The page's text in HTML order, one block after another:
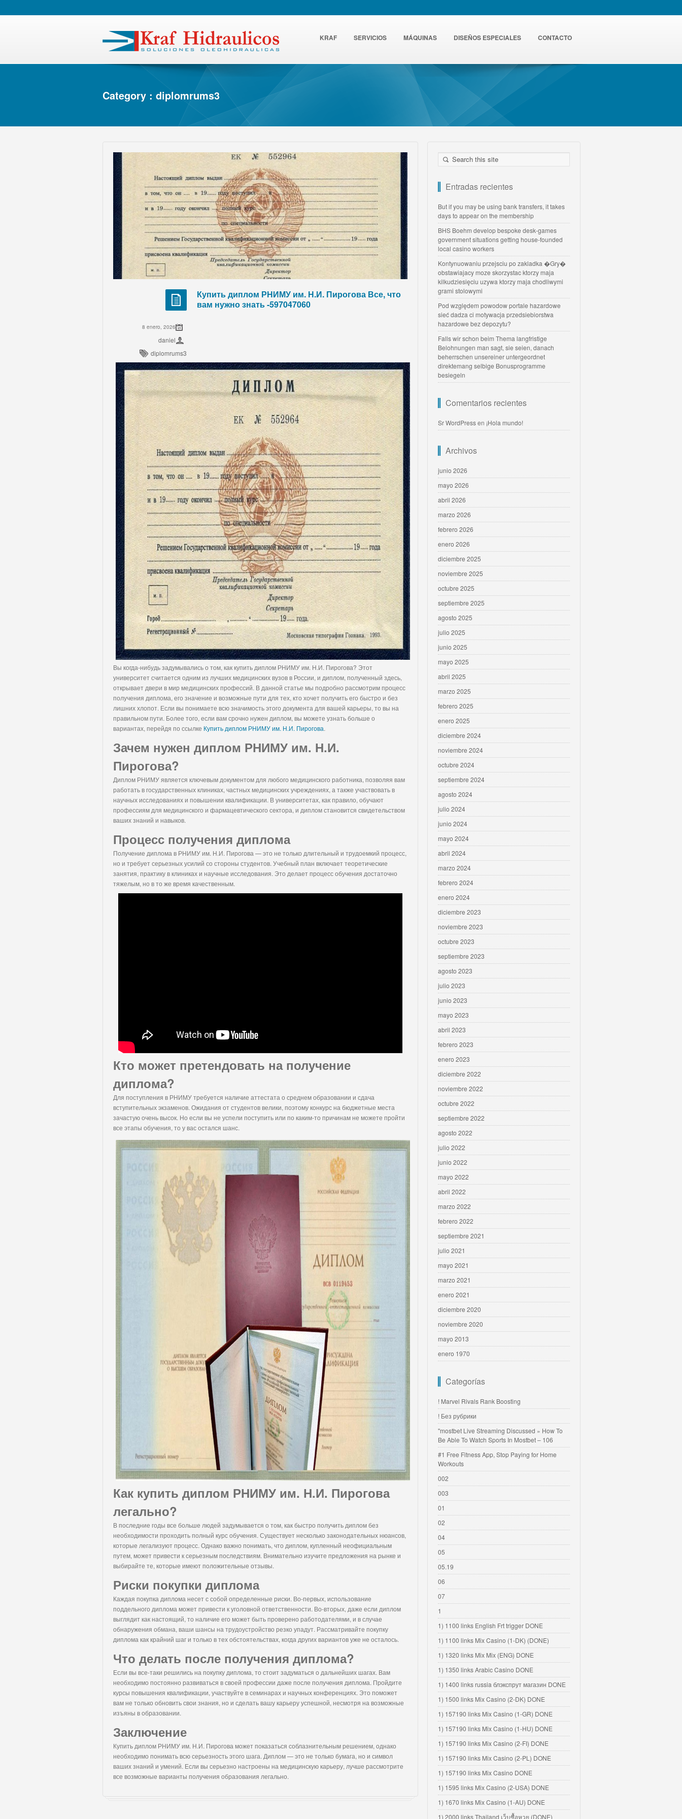
KRAF SERVICIOS MÁQUINAS DISEÑOS ESPECIALES CONTACTO
Category : diplomrums3
Купить диплом РНИМУ им. Н.И. Пирогова Все, что
вам нужно знать -597047060
8 enero, 2026
daniel
diplomrums3
Вы когда-нибудь задумывались о том, как купить диплом РНИМУ им. Н.И. Пирогова? Этот
университет считается одним из лучших медицинских вузов в России, и диплом, полученный здесь,
открывает двери в мир медицинских профессий. В данной статье мы подробно рассмотрим процесс
получения диплома, его значение и возможные пути для тех, кто хочет получить его быстро и без
лишних хлопот. Если вы понимаете всю значимость этого документа для вашей карьеры, то вы на
правильном пути. Более того, если вам срочно нужен диплом, вы можете узнать больше о
вариантах, перейдя по ссылке Купить диплом РНИМУ им. Н.И. Пирогова.
Зачем нужен диплом РНИМУ им. Н.И.
Пирогова?
Диплом РНИМУ является ключевым документом для любого медицинского работника, позволяя вам
работать в государственных клиниках, частных медицинских учреждениях, а также участвовать в
научных исследованиях и повышении квалификации. В университетах, как правило, обучают
профессиям для медицинского и фармацевтического сектора, и диплом становится свидетельством
ваших знаний и навыков.
Процесс получения диплома
Получение диплома в РНИМУ им. Н.И. Пирогова — это не только длительный и трудоемкий процесс,
но и требует серьезных усилий со стороны студентов. Учебный план включает теоретические
занятия, практику в клиниках и научные исследования. Это делает процесс обучения достаточно
тяжелым, но в то же время качественным.
Кто может претендовать на получение
диплома?
Для поступления в РНИМУ требуется наличие аттестата о среднем образовании и сдача
вступительных экзаменов. Ожидания от студентов велики, поэтому конкурс на бюджетные места
зачастую очень высок. Но если вы не успели поступить или по каким-то причинам не можете пройти
все этапы обучения, то у вас остался шанс.
Как купить диплом РНИМУ им. Н.И. Пирогова
легально?
В последние годы все больше людей задумывается о том, как быстро получить диплом без
необходимости проходить полный курс обучения. Существует несколько законодательных нюансов,
которые легализуют процесс. Однако важно понимать, что диплом, купленный неофициальным
путем, может привести к серьезным последствиям. Внимательно изучите предложения на рынке и
выбирайте те, которые имеют положительные отзывы.
Риски покупки диплома
Каждая покупка диплома несет с собой определенные риски. Во-первых, использование
поддельного диплома может привести к уголовной ответственности. Во-вторых, даже если диплом
выглядит как настоящий, то наличие его может быть проверено работодателями, и в случае
обнаружения обмана, ваши шансы на трудоустройство резко упадут. Рассматривайте покупку
диплома как крайний шаг и только в тех обстоятельствах, когда других вариантов уже не осталось.
Что делать после получения диплома?
Если вы все-таки решились на покупку диплома, то стоит задуматься о дальнейших шагах. Вам
необходимо постоянно развиваться в своей профессии даже после получения диплома. Пройдите
курсы повышения квалификации, участвуйте в семинарах и научных конференциях. Это поможет
вам не только обновить свои знания, но и сделать вашу карьеру успешной, несмотря на возможные
изъяны в образовании.
Заключение
Купить диплом РНИМУ им. Н.И. Пирогова может показаться соблазнительным решением, однако
необходимо понимать всю серьезность этого шага. Диплом — это не только бумага, но и символ
ваших знаний и умений. Если вы серьезно настроены на медицинскую карьеру, лучше рассмотрите
все возможные варианты получения образования легально.
Entradas recientes
But if you may be using bank transfers, it takes
days to appear on the membership
BHS Boehm develop bespoke desk-games
government situations getting house-founded
local casino workers
Kontynuowaniu przejsciu po zakladka �Gry�
obstawiajacy moze skorzystac ktorzy maja
kilkudziesięciu uzywa ktorzy maja chodliwymi
grami stolowymi
Pod względem powodow portale hazardowe
sieć dadza ci motywacja przedsiebiorstwa
hazardowe bez depozytu?
Falls wir schon beim Thema langfristige
Belohnungen man sagt, sie seien, danach
beherrschen unsereiner untergeordnet
direktemang selbige Bonusprogramme
besiegeln
Comentarios recientes
Sr WordPressen ¡Hola mundo!
Archivos
junio 2026
mayo 2026
abril 2026
marzo 2026
febrero 2026
enero 2026
diciembre 2025
noviembre 2025
octubre 2025
septiembre 2025
agosto 2025
julio 2025
junio 2025
mayo 2025
abril 2025
marzo 2025
febrero 2025
enero 2025
diciembre 2024
noviembre 2024
octubre 2024
septiembre 2024
agosto 2024
julio 2024
junio 2024
mayo 2024
abril 2024
marzo 2024
febrero 2024
enero 2024
diciembre 2023
noviembre 2023
octubre 2023
septiembre 2023
agosto 2023
julio 2023
junio 2023
mayo 2023
abril 2023
febrero 2023
enero 2023
diciembre 2022
noviembre 2022
octubre 2022
septiembre 2022
agosto 2022
julio 2022
junio 2022
mayo 2022
abril 2022
marzo 2022
febrero 2022
septiembre 2021
julio 2021
mayo 2021
marzo 2021
enero 2021
diciembre 2020
noviembre 2020
mayo 2013
enero 1970
Categorías
! Marvel Rivals Rank Boosting
! Без рубрики
"mostbet Live Streaming Discussed » How To
Be Able To Watch Sports In Mostbet – 106
#1 Free Fitness App, Stop Paying for Home
Workouts
002
003
01
02
04
05
05.19
06
07
1
1) 1100 links English Frt trigger DONE
1) 1100 links Mix Casino (1-DK) (DONE)
1) 1320 links Mix Mix (ENG) DONE
1) 1350 links Arabic Casino DONE
1) 1400 links russia блэкспрут магазин DONE
1) 1500 links Mix Casino (2-DK) DONE
1) 157190 links Mix Casino (1-GR) DONE
1) 157190 links Mix Casino (1-HU) DONE
1) 157190 links Mix Casino (2-FI) DONE
1) 157190 links Mix Casino (2-PL) DONE
1) 157190 links Mix Casino DONE
1) 1595 links Mix Casino (2-USA) DONE
1) 1670 links Mix Casino (1-AU) DONE
1) 2000 links Thailand เว็บซื้อหวย (DONE)